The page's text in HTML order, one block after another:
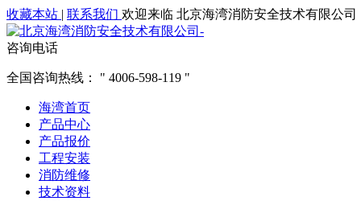
收藏本站 | 联系我们 欢迎来临 北京海湾消防安全技术有限公司
咨询电话
全国咨询热线： 4006-598-119
海湾首页
产品中心
产品报价
工程安装
消防维修
技术资料